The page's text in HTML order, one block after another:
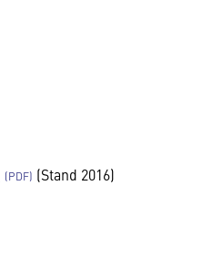
(Stand 2016)